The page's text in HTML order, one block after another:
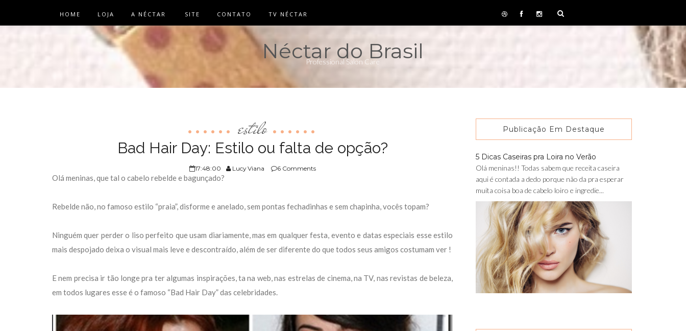
HOME LOJA A NÉCTAR SITE CONTATO TV NÉCTAR
Néctar do Brasil
Professional Salon Care
estilo
Bad Hair Day: Estilo ou falta de opção?
17:48:00 Lucy Viana 6 Comments
Olá meninas, que tal o cabelo rebelde e bagunçado?
Rebelde não, no famoso estilo “praia”, disforme e anelado, sem pontas fechadinhas e sem chapinha, vocês topam?
Ninguém quer perder o liso perfeito que usam diariamente, mas em qualquer festa, evento e datas especiais esse estilo
mais despojado deixa o visual mais leve e descontraído, além de ser diferente do que todos seus amigos costumam ver !
E nem precisa ir tão longe pra ter algumas inspirações, ta na web, nas estrelas de cinema, na TV, nas revistas de beleza,
em todos lugares esse é o famoso “Bad Hair Day” das celebridades.
Publicação Em Destaque
5 Dicas Caseiras pra Loira no Verão
Olá meninas!! Todas sabem que receita caseira
aqui é contada a dedo porque não da pra esperar
muita coisa boa de cabelo loiro e ingredie...